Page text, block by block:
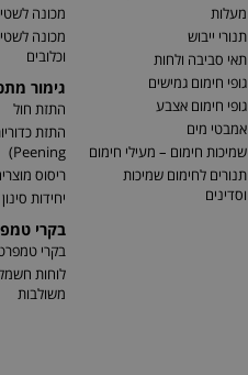
מעלות
תנורי ייבוש
תאי סביבה ולחות
גופי חימום גמישים
גופי חימום אצבע
אמבטי מים
שמיכות חימום – מעילי חימום
תנורים לחימום שמיכות
וסדינים
מכונה
מכונה
וכלובים
גימור
התזת חול
Peening)
ריסוס
יחידות
בקרי
בקרי
לוחות
משולבות